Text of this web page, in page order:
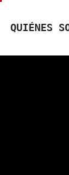
QUIÉNES